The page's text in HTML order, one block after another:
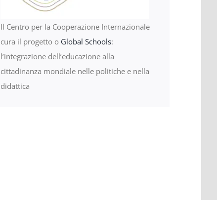
Il Centro per la Cooperazione Internazionale
cura il progetto o Global Schools:
l’integrazione dell’educazione alla
cittadinanza mondiale nelle politiche e nella
didattica